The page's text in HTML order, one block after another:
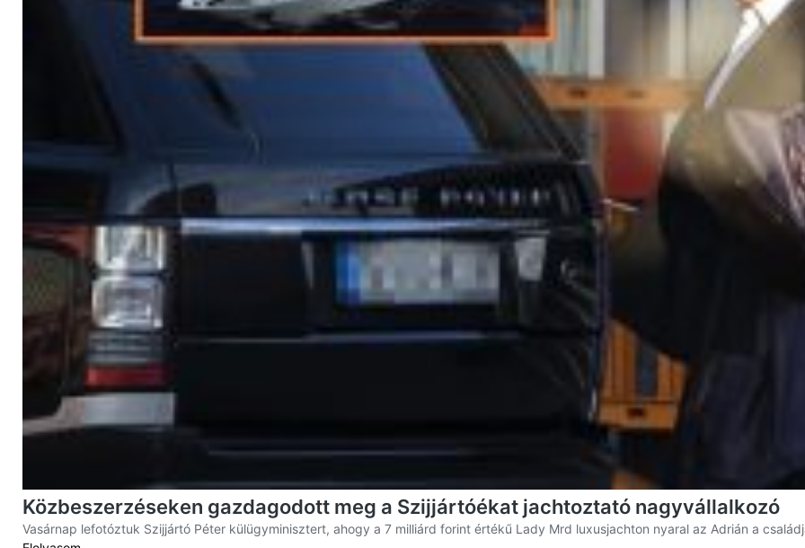
Közbeszerzéseken gazdagodott meg a Szijjártóékat jachtoztató nagyvállalkozó
Vasárnap lefotóztuk Szijjártó Péter külügyminisztert, ahogy a 7 milliárd forint értékű Lady Mrd luxusjachton nyaral az Adrián a